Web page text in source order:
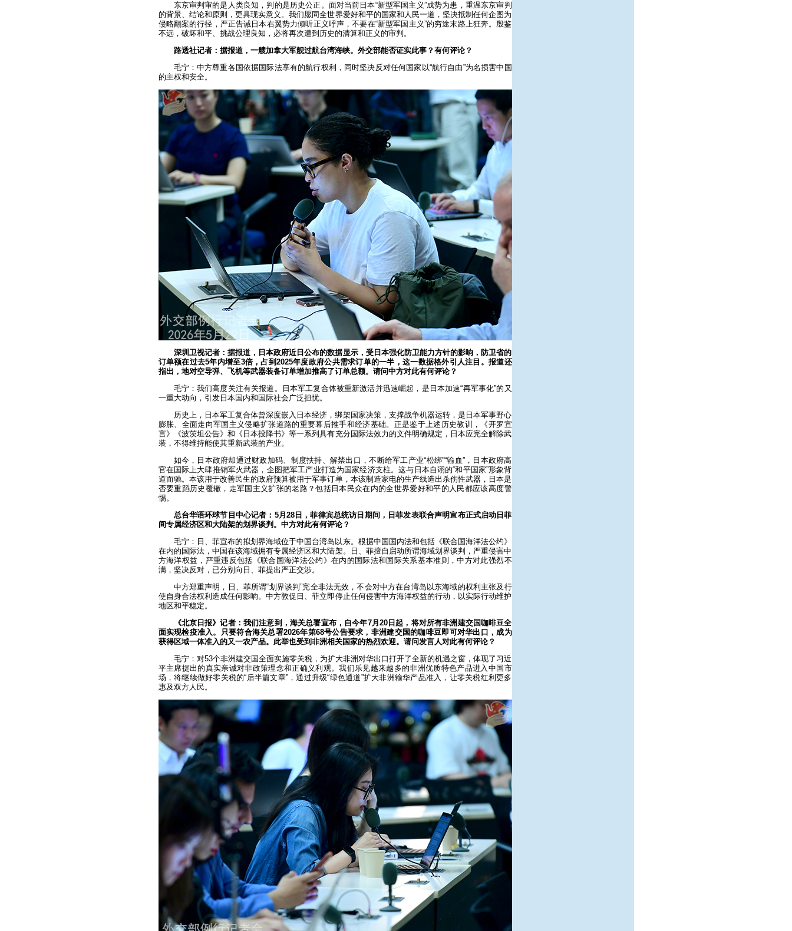
东京审判审的是人类良知，判的是历史公正。面对当前日本“新型军国主义”成势为患，重温东京审判
的背景、结论和原则，更具现实意义。我们愿同全世界爱好和平的国家和人民一道，坚决抵制任何企图为
侵略翻案的行径，严正告诫日本右翼势力倾听正义呼声，不要在“新型军国主义”的穷途末路上狂奔。殷鉴
不远，破坏和平、挑战公理良知，必将再次遭到历史的清算和正义的审判。
路透社记者：据报道，一艘加拿大军舰过航台湾海峡。外交部能否证实此事？有何评论？
毛宁：中方尊重各国依据国际法享有的航行权利，同时坚决反对任何国家以“航行自由”为名损害中国
的主权和安全。
深圳卫视记者：据报道，日本政府近日公布的数据显示，受日本强化防卫能力方针的影响，防卫省的
订单额在过去5年内增至3倍，占到2025年度政府公共需求订单的一半，这一数据格外引人注目。报道还
指出，地对空导弹、飞机等武器装备订单增加推高了订单总额。请问中方对此有何评论？
毛宁：我们高度关注有关报道。日本军工复合体被重新激活并迅速崛起，是日本加速“再军事化”的又
一重大动向，引发日本国内和国际社会广泛担忧。
历史上，日本军工复合体曾深度嵌入日本经济，绑架国家决策，支撑战争机器运转，是日本军事野心
膨胀、全面走向军国主义侵略扩张道路的重要幕后推手和经济基础。正是鉴于上述历史教训，《开罗宣
言》《波茨坦公告》和《日本投降书》等一系列具有充分国际法效力的文件明确规定，日本应完全解除武
装，不得维持能使其重新武装的产业。
如今，日本政府却通过财政加码、制度扶持、解禁出口，不断给军工产业“松绑”“输血”，日本政府高
官在国际上大肆推销军火武器，企图把军工产业打造为国家经济支柱。这与日本自诩的“和平国家”形象背
道而驰。本该用于改善民生的政府预算被用于军事订单，本该制造家电的生产线造出杀伤性武器，日本是
否要重蹈历史覆辙，走军国主义扩张的老路？包括日本民众在内的全世界爱好和平的人民都应该高度警
惕。
总台华语环球节目中心记者：5月28日，菲律宾总统访日期间，日菲发表联合声明宣布正式启动日菲
间专属经济区和大陆架的划界谈判。中方对此有何评论？
毛宁：日、菲宣布的拟划界海域位于中国台湾岛以东。根据中国国内法和包括《联合国海洋法公约》
在内的国际法，中国在该海域拥有专属经济区和大陆架。日、菲擅自启动所谓海域划界谈判，严重侵害中
方海洋权益，严重违反包括《联合国海洋法公约》在内的国际法和国际关系基本准则，中方对此强烈不
满，坚决反对，已分别向日、菲提出严正交涉。
中方郑重声明，日、菲所谓“划界谈判”完全非法无效，不会对中方在台湾岛以东海域的权利主张及行
使自身合法权利造成任何影响。中方敦促日、菲立即停止任何侵害中方海洋权益的行动，以实际行动维护
地区和平稳定。
《北京日报》记者：我们注意到，海关总署宣布，自今年7月20日起，将对所有非洲建交国咖啡豆全
面实现检疫准入。只要符合海关总署2026年第68号公告要求，非洲建交国的咖啡豆即可对华出口，成为
获得区域一体准入的又一农产品。此举也受到非洲相关国家的热烈欢迎。请问发言人对此有何评论？
毛宁：对53个非洲建交国全面实施零关税，为扩大非洲对华出口打开了全新的机遇之窗，体现了习近
平主席提出的真实亲诚对非政策理念和正确义利观。我们乐见越来越多的非洲优质特色产品进入中国市
场，将继续做好零关税的“后半篇文章”，通过升级“绿色通道”扩大非洲输华产品准入，让零关税红利更多
惠及双方人民。